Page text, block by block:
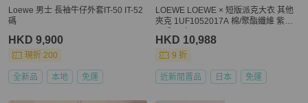
Loewe 男士 長袖牛仔外套IT-50 IT-52
碼
HKD 9,900
現折 200
全新品 本地 免運
LOEWE LOEWE × 短版派克大衣 其他
夾克 1UF1052017A 棉/聚酯纖維 紫色
HKD 10,988
9 折
近新閒置品 日本 免運